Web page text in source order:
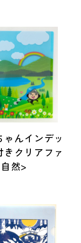
ゃんインデッ
きクリアファ
然>